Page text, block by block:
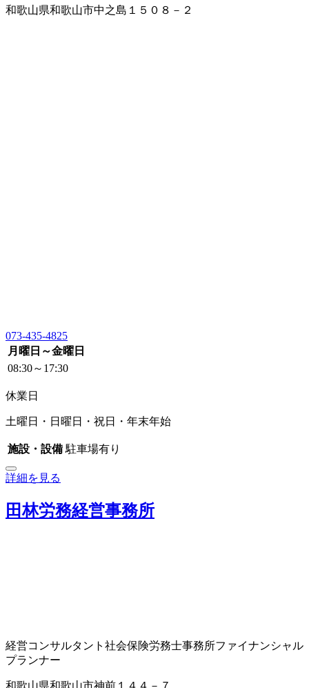
和歌山県和歌山市中之島１５０８－２
073-435-4825
月曜日～金曜日
08:30～17:30
休業日
土曜日・日曜日・祝日・年末年始
施設・設備 駐車場有り
詳細を見る
田林労務経営事務所
経営コンサルタント 社会保険労務士事務所ファイナンシャル
プランナー
和歌山県和歌山市神前１４４－７